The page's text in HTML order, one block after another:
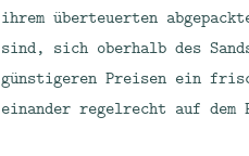
ihrem überteuerten
sind, sich oberhalb des
günstigeren Preisen ein
einander regelrecht auf